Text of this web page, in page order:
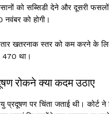
सिर्फ सच !!!
को सब्सिडी देने और दूसरी फसलों
को होगी।
खतरनाक स्तर को कम करने के
470 था।
रोकने क्या कदम उठाए
पर चिंता जताई थी। कोर्ट ने